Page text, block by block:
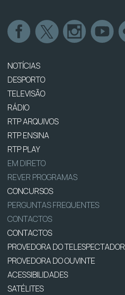
NOTÍCIAS
DESPORTO
TELEVISÃO
RÁDIO
RTP ARQUIVOS
RTP ENSINA
RTP PLAY
EM DIRETO
REVER PROGRAMAS
CONCURSOS
PERGUNTAS FREQUENTES
CONTACTOS
CONTACTOS
PROVEDORA DO TELESPECTADOR
PROVEDORA DO OUVINTE
ACESSIBILIDADES
SATÉLITES